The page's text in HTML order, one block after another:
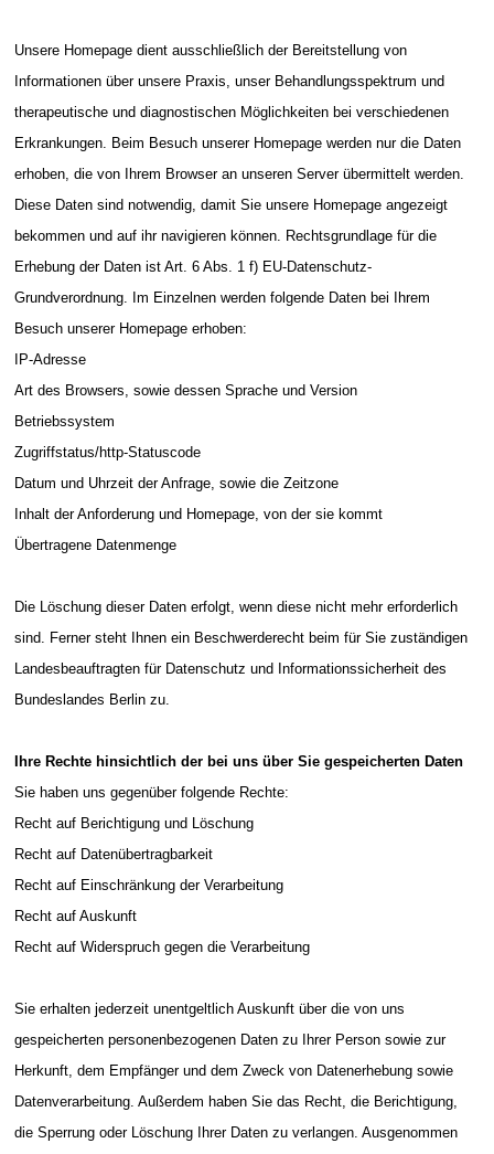
Unsere Homepage dient ausschließlich der Bereitstellung von
Informationen über unsere Praxis, unser Behandlungsspektrum und
therapeutische und diagnostischen Möglichkeiten bei verschiedenen
Erkrankungen. Beim Besuch unserer Homepage werden nur die Daten
erhoben, die von Ihrem Browser an unseren Server übermittelt werden.
Diese Daten sind notwendig, damit Sie unsere Homepage angezeigt
bekommen und auf ihr navigieren können. Rechtsgrundlage für die
Erhebung der Daten ist Art. 6 Abs. 1 f) EU-Datenschutz-
Grundverordnung. Im Einzelnen werden folgende Daten bei Ihrem
Besuch unserer Homepage erhoben:
IP-Adresse
Art des Browsers, sowie dessen Sprache und Version
Betriebssystem
Zugriffstatus/http-Statuscode
Datum und Uhrzeit der Anfrage, sowie die Zeitzone
Inhalt der Anforderung und Homepage, von der sie kommt
Übertragene Datenmenge
Die Löschung dieser Daten erfolgt, wenn diese nicht mehr erforderlich
sind. Ferner steht Ihnen ein Beschwerderecht beim für Sie zuständigen
Landesbeauftragten für Datenschutz und Informationssicherheit des
Bundeslandes Berlin zu.
Ihre Rechte hinsichtlich der bei uns über Sie gespeicherten Daten
Sie haben uns gegenüber folgende Rechte:
Recht auf Berichtigung und Löschung
Recht auf Datenübertragbarkeit
Recht auf Einschränkung der Verarbeitung
Recht auf Auskunft
Recht auf Widerspruch gegen die Verarbeitung
Sie erhalten jederzeit unentgeltlich Auskunft über die von uns
gespeicherten personenbezogenen Daten zu Ihrer Person sowie zur
Herkunft, dem Empfänger und dem Zweck von Datenerhebung sowie
Datenverarbeitung. Außerdem haben Sie das Recht, die Berichtigung,
die Sperrung oder Löschung Ihrer Daten zu verlangen. Ausgenommen